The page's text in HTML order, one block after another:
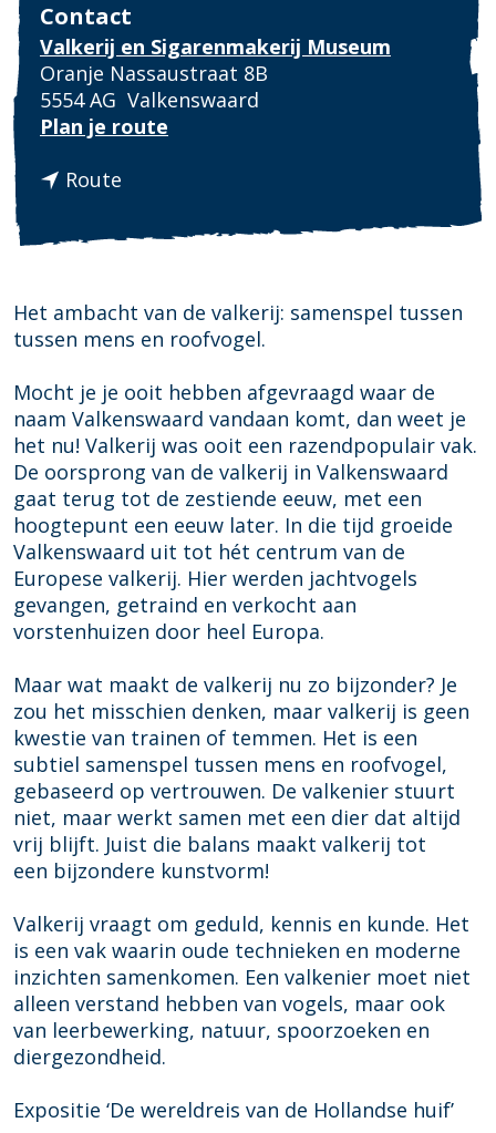
Contact
Valkerij en Sigarenmakerij Museum
Oranje Nassaustraat 8B
5554 AG Valkenswaard
Plan je route
E
o
s
t
i
e
D
e
w
e
r
e
l
r
e
i
s
v
a
n
d
H
o
l
l
a
s
Route
a
x
p
s
i
t
i
e
D
e
w
e
r
l
d
r
e
i
s
v
a
d
e
H
o
l
l
n
Het ambacht van de valkerij: samenspel tussen
tussen mens en roofvogel.
Mocht je je ooit hebben afgevraagd waar de
naam Valkenswaard vandaan komt, dan weet je
het nu! Valkerij was ooit een razendpopulair vak.
De oorsprong van de valkerij in Valkenswaard
gaat terug tot de zestiende eeuw, met een
hoogtepunt een eeuw later. In die tijd groeide
Valkenswaard uit tot hét centrum van de
Europese valkerij. Hier werden jachtvogels
gevangen, getraind en verkocht aan
vorstenhuizen door heel Europa.
Maar wat maakt de valkerij nu zo bijzonder? Je
zou het misschien denken, maar valkerij is geen
kwestie van trainen of temmen. Het is een
subtiel samenspel tussen mens en roofvogel,
gebaseerd op vertrouwen. De valkenier stuurt
niet, maar werkt samen met een dier dat altijd
vrij blijft. Juist die balans maakt valkerij tot
een bijzondere kunstvorm!
Valkerij vraagt om geduld, kennis en kunde. Het
is een vak waarin oude technieken en moderne
inzichten samenkomen. Een valkenier moet niet
alleen verstand hebben van vogels, maar ook
van leerbewerking, natuur, spoorzoeken en
diergezondheid.
Expositie ‘De wereldreis van de Hollandse huif’